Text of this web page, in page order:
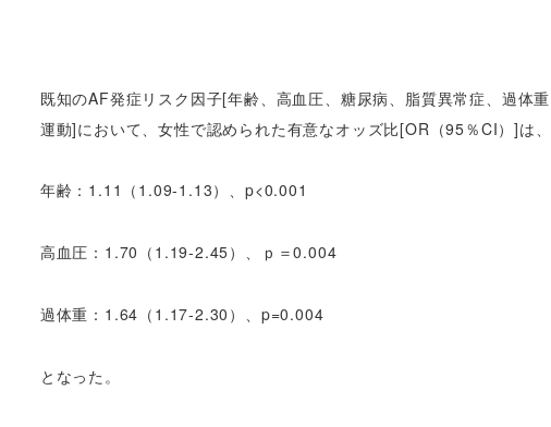
既知のAF発症リスク因子[年齢、高血圧、糖尿病、脂質異常症、過体
運動]において、女性で認められた有意なオッズ比[OR（95％CI）]は、
年齢：1.11（1.09-1.13）、p<0.001
高血圧：1.70（1.19-2.45）、ｐ＝0.004
過体重：1.64（1.17-2.30）、p=0.004
となった。